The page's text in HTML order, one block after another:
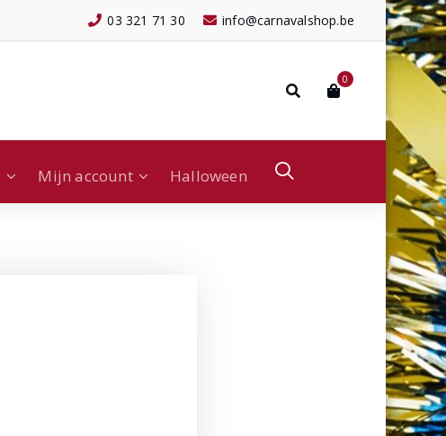
info@carnavalshop.be
03 321 71 30
0
Mijn account Halloween